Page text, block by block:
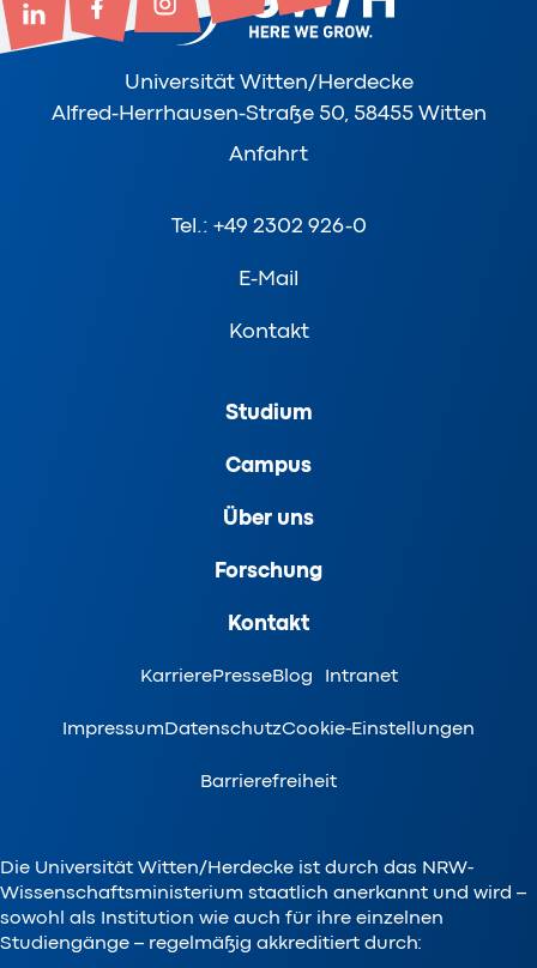
Universität Witten/Herdecke
Alfred-Herrhausen-Straße 50, 58455 Witten
Anfahrt
Tel.: +49 2302 926-0
E-Mail
Kontakt
Studium
Campus
Über uns
Forschung
Kontakt
KarrierePresseBlog Intranet
ImpressumDatenschutzCookie-Einstellungen
Barrierefreiheit
Die Universität Witten/Herdecke ist durch das NRW-
Wissenschaftsministerium staatlich anerkannt und wird –
sowohl als Institution wie auch für ihre einzelnen
Studiengänge – regelmäßig akkreditiert durch: